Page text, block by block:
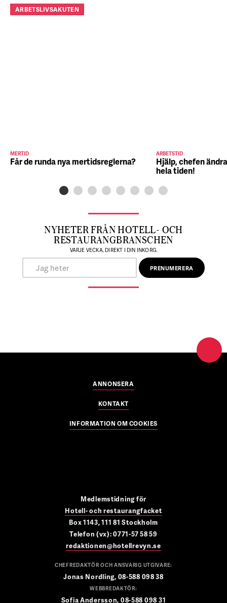
ARBETSLIVSAKUTEN
MERTID
Får de runda nya mertidsreglerna?
ARBETSTID
Hjälp, chefen
hela tiden!
NYHETER FRÅN HOTELL- OCH
RESTAURANGBRANSCHEN
VARJE VECKA, DIREKT I DIN INKORG.
ANNONSERA
KONTAKT
INFORMATION OM COOKIES
Medlemstidning för
Hotell- och restaurangfacket
Box 1143, 111 81 Stockholm
Telefon (vx): 0771-57 58 59
redaktionen@hotellrevyn.se
CHEFREDAKTÖR OCH ANSVARIG UTGIVARE:
Jonas Nordling, 08-588 098 38
WEBBREDAKTÖR:
Sofia Andersson, 08-588 098 31